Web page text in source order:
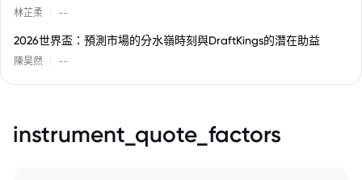
林芷柔 --
2026世界盃：預測市場的分水嶺時刻與DraftKings的潛在助益
陳昊然 --
instrument_quote_factors